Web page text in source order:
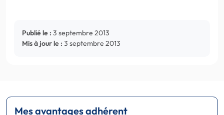
Publié le : 3 septembre 2013
Mis à jour le : 3 septembre 2013
Mes avantages adhérent